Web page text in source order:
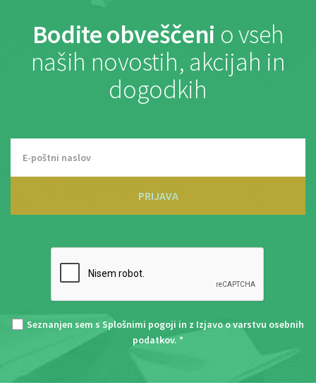
Bodite obveščeni o vseh
naših novostih, akcijah in
dogodkih
PRIJAVA
Seznanjen sem s Splošnimi pogoji in z Izjavo o varstvu osebnih
podatkov. *